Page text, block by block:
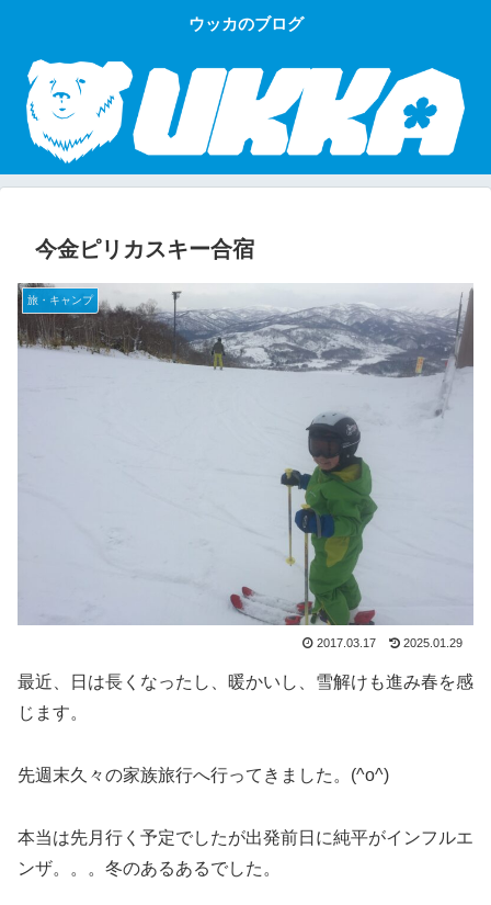
ウッカのブログ
今金ピリカスキー合宿
旅・キャンプ
2017.03.17 2025.01.29
最近、日は長くなったし、暖かいし、雪解けも進み春を感
じます。
先週末久々の家族旅行へ行ってきました。(^o^)
本当は先月行く予定でしたが出発前日に純平がインフルエ
ンザ。。。冬のあるあるでした。